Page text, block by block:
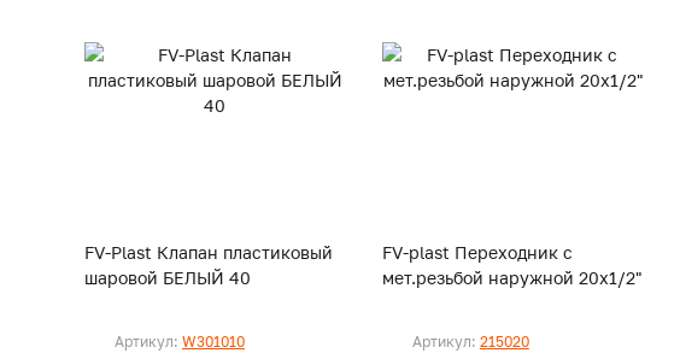
FV-Plast Клапан пластиковый
шаровой БЕЛЫЙ 40
Артикул: W301010
FV-plast Переходник с
мет.резьбой наружной 20х1/2"
Артикул: 215020